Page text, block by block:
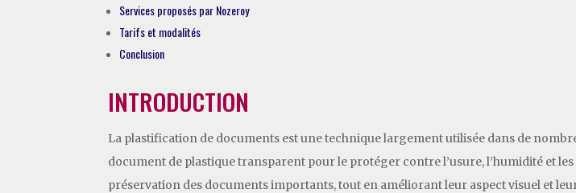
Services proposés par Nozeroy
Tarifs et modalités
Conclusion
INTRODUCTION
La plastification de documents est une technique largement utilisée dans de
document de plastique transparent pour le protéger contre l’usure, l’humidité et
préservation des documents importants, tout en améliorant leur aspect visuel et